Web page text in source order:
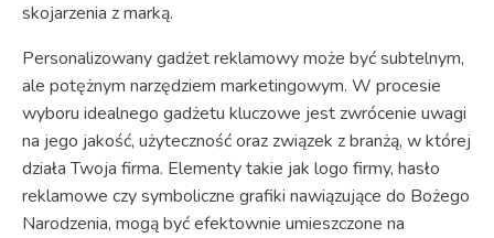
skojarzenia z marką.
Personalizowany gadżet reklamowy może być subtelnym,
ale potężnym narzędziem marketingowym. W procesie
wyboru idealnego gadżetu kluczowe jest zwrócenie uwagi
na jego jakość, użyteczność oraz związek z branżą, w której
działa Twoja firma. Elementy takie jak logo firmy, hasło
reklamowe czy symboliczne grafiki nawiązujące do Bożego
Narodzenia, mogą być efektownie umieszczone na